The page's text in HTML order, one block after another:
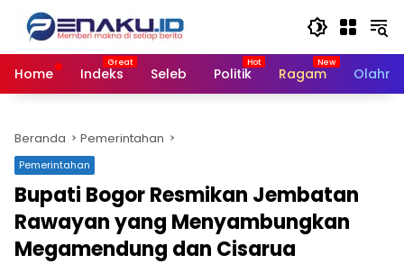
Langsung
konten
Home
Indeks Seleb Politik Ragam
Beranda Pemerintahan
Pemerintahan
Bupati Bogor Resmikan Jembatan
Rawayan yang Menyambungkan
Megamendung dan Cisarua